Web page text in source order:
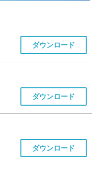
ダウンロード
ダウンロード
ダウンロード